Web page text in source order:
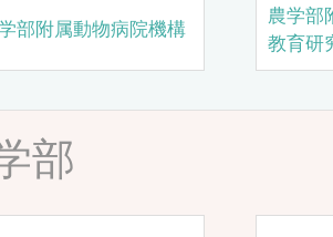
部附属動物病院機構
農学部
教育研
部